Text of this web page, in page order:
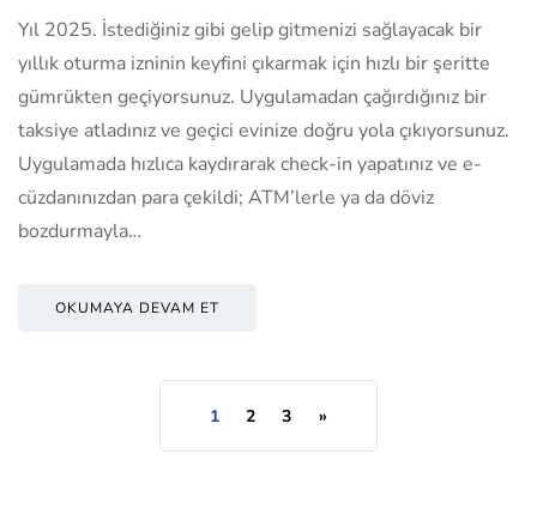
Yıl 2025. İstediğiniz gibi gelip gitmenizi sağlayacak bir
yıllık oturma izninin keyfini çıkarmak için hızlı bir şeritte
gümrükten geçiyorsunuz. Uygulamadan çağırdığınız bir
taksiye atladınız ve geçici evinize doğru yola çıkıyorsunuz.
Uygulamada hızlıca kaydırarak check-in yapatınız ve e-
cüzdanınızdan para çekildi; ATM’lerle ya da döviz
bozdurmayla…
OKUMAYA DEVAM ET
1 2 3 »